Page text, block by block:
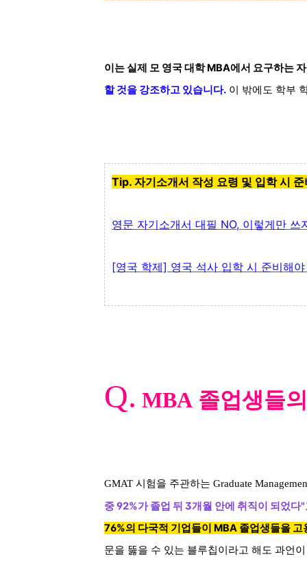
이는 실제 모 영국 대학 MBA에서 요구하는
할 것을 강조하고 있습니다. 이 밖에도 학부
Tip. 자기소개서 작성 요령 및 입학 시
영문 자기소개서 대필 NO, 이렇게만 쓰
[영국 학제] 영국 석사 입학 시 준비해
Q. MBA 졸업생들
GMAT 시험을 주관하는 Graduate
중 92%가 졸업 뒤 3개월 안에 취직이 되었다"
76%의 다국적 기업들이 MBA 졸업생들을 고
문을 뚫을 수 있는 블루칩이라고 해도 과언